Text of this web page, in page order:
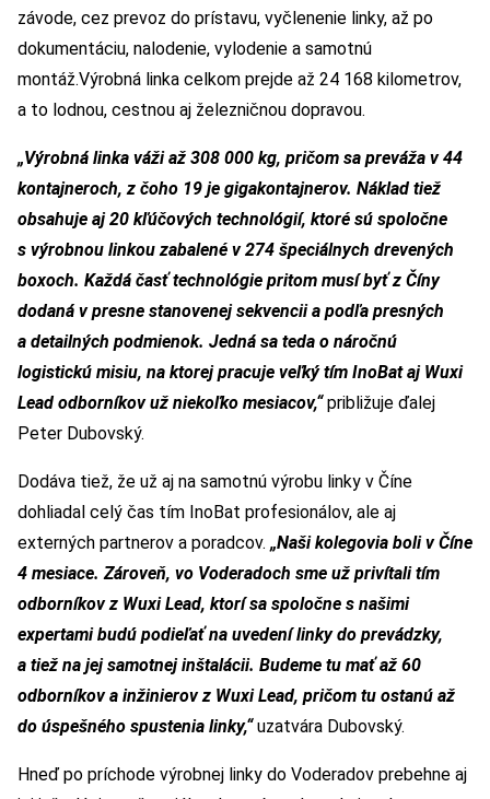
závode, cez prevoz do prístavu, vyčlenenie linky, až po
dokumentáciu, nalodenie, vylodenie a samotnú
montáž.Výrobná linka celkom prejde až 24 168 kilometrov,
a to lodnou, cestnou aj železničnou dopravou.
„Výrobná linka váži až 308 000 kg, pričom sa preváža v 44
kontajneroch, z čoho 19 je gigakontajnerov. Náklad tiež
obsahuje aj 20 kľúčových technológií, ktoré sú spoločne
s výrobnou linkou zabalené v 274 špeciálnych drevených
boxoch. Každá časť technológie pritom musí byť z Číny
dodaná v presne stanovenej sekvencii a podľa presných
a detailných podmienok. Jedná sa teda o náročnú
logistickú misiu, na ktorej pracuje veľký tím InoBat aj Wuxi
Lead odborníkov už niekoľko mesiacov,“približuje ďalej
Peter Dubovský.
Dodáva tiež, že už aj na samotnú výrobu linky v Číne
dohliadal celý čas tím InoBat profesionálov, ale aj
externých partnerov a poradcov. „Naši kolegovia boli v Číne
4 mesiace. Zároveň, vo Voderadoch sme už privítali tím
odborníkov z Wuxi Lead, ktorí sa spoločne s našimi
expertami budú podieľať na uvedení linky do prevádzky,
a tiež na jej samotnej inštalácii. Budeme tu mať až 60
odborníkov a inžinierov z Wuxi Lead, pričom tu ostanú až
do úspešného spustenia linky,“uzatvára Dubovský.
Hneď po príchode výrobnej linky do Voderadov prebehne aj